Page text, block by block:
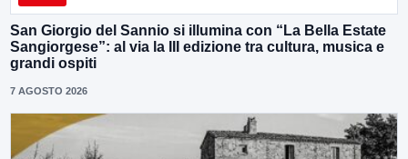
San Giorgio del Sannio si illumina con “La Bella Estate
Sangiorgese”: al via la III edizione tra cultura, musica e
grandi ospiti
7 AGOSTO 2026